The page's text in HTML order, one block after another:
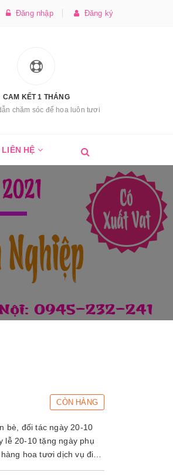
Đăng nhập Đăng ký
CAM KẾT 1 THÁNG
chăm sóc để hoa luôn tươi
LIÊN HỆ
CÒN HÀNG
bè, đối tác ngày 20-10